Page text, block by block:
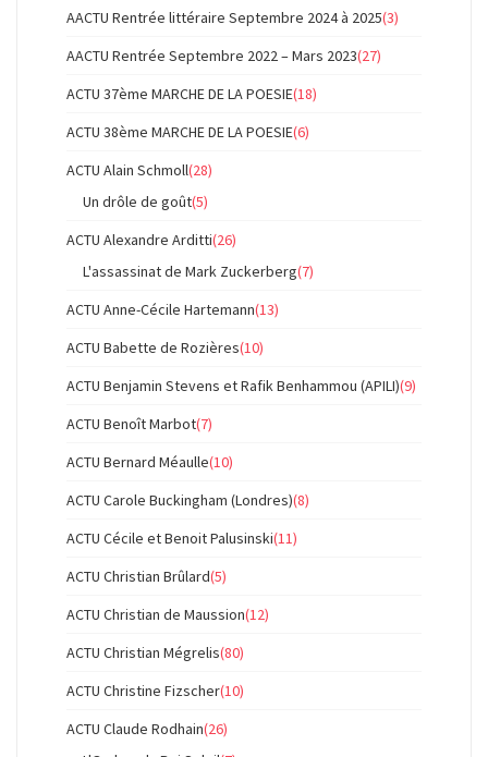
AACTU Rentrée littéraire Septembre 2024 à 2025(3)
AACTU Rentrée Septembre 2022 – Mars 2023(27)
ACTU 37ème MARCHE DE LA POESIE(18)
ACTU 38ème MARCHE DE LA POESIE(6)
ACTU Alain Schmoll(28)
Un drôle de goût(5)
ACTU Alexandre Arditti(26)
L'assassinat de Mark Zuckerberg(7)
ACTU Anne-Cécile Hartemann(13)
ACTU Babette de Rozières(10)
ACTU Benjamin Stevens et Rafik Benhammou (APILI)(9)
ACTU Benoît Marbot(7)
ACTU Bernard Méaulle(10)
ACTU Carole Buckingham (Londres)(8)
ACTU Cécile et Benoit Palusinski(11)
ACTU Christian Brûlard(5)
ACTU Christian de Maussion(12)
ACTU Christian Mégrelis(80)
ACTU Christine Fizscher(10)
ACTU Claude Rodhain(26)